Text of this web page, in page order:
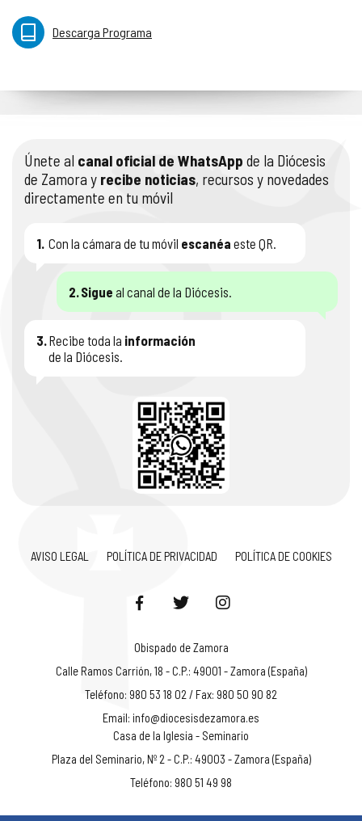
Descarga Programa
Únete al canal oficial de WhatsApp de la Diócesis
de Zamora y recibe noticias, recursos y novedades
directamente en tu móvil
1. Con la cámara de tu móvil escanéa este QR.
2.Sigue al canal de la Diócesis.
3.Recibe toda la información
de la Diócesis.
AVISO LEGAL POLÍTICA DE PRIVACIDAD POLÍTICA DE COOKIES
Obispado de Zamora
Calle Ramos Carrión, 18 - C.P.: 49001 - Zamora (España)
Teléfono: 980 53 18 02 / Fax: 980 50 90 82
Email: info@diocesisdezamora.es
Casa de la Iglesia - Seminario
Plaza del Seminario, Nº 2 - C.P.: 49003 - Zamora (España)
Teléfono: 980 51 49 98